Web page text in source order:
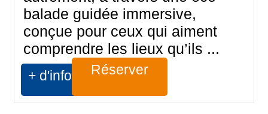
balade guidée immersive,
conçue pour ceux qui aiment
comprendre les lieux qu’ils ...
+ d'infos Réserver